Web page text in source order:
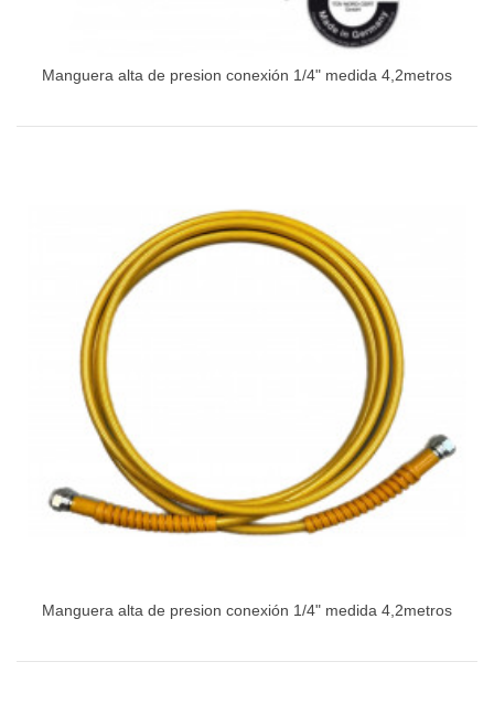
Manguera alta de presion conexión 1/4" medida 4,2metros
Manguera alta de presion conexión 1/4" medida 4,2metros